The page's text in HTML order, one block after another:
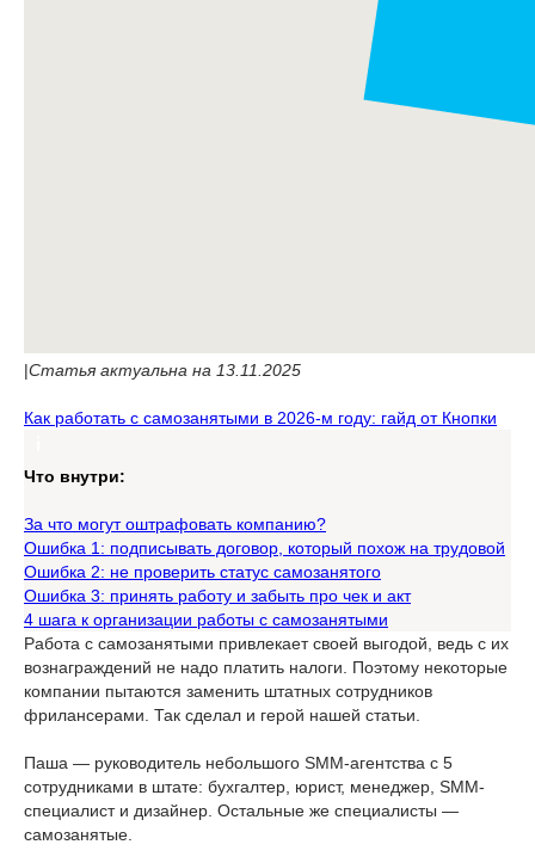
|Статья актуальна на 13.11.2025
Как работать с самозанятыми в 2026-м году: гайд от Кнопки
Что внутри:
За что могут оштрафовать компанию?
Ошибка 1: подписывать договор, который похож на трудовой
Ошибка 2: не проверить статус самозанятого
Ошибка 3: принять работу и забыть про чек и акт
4 шага к организации работы с самозанятыми
Работа с самозанятыми привлекает своей выгодой, ведь с их
вознаграждений не надо платить налоги. Поэтому некоторые
компании пытаются заменить штатных сотрудников
фрилансерами. Так сделал и герой нашей статьи.
Паша — руководитель небольшого SMM-агентства с 5
сотрудниками в штате: бухгалтер, юрист, менеджер, SMM-
специалист и дизайнер. Остальные же специалисты —
самозанятые.